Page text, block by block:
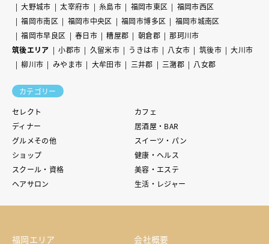
大野城市
太宰府市 糸島市 福岡市東区
福岡市西区
福岡市南区
福岡市中央区 福岡市博多区
福岡市城南区
福岡市早良区
春日市 糟屋郡 朝倉郡
那珂川市
筑後エリア
小郡市 久留米市 うきは市 八女市 筑後市
大川市
柳川市
みやま市 大牟田市 三井郡 三潴郡 八女郡
カテゴリー
セレクト
カフェ
ディナー
居酒屋・BAR
グルメその他
スイーツ・パン
ショップ
健康・ヘルス
スクール・資格
美容・エステ
ヘアサロン
生活・レジャー
福岡エリア 会社概要